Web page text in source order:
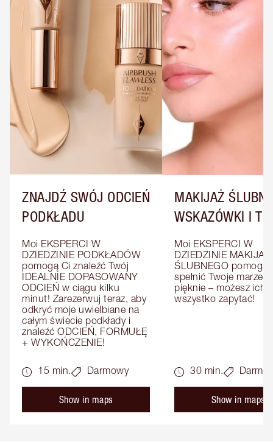
ZNAJDŹ SWÓJ ODCIEŃ
PODKŁADU
Moi EKSPERCI W
DZIEDZINIE PODKŁADÓW
pomogą Ci znaleźć Twój
IDEALNIE DOPASOWANY
ODCIEŃ w ciągu kilku
minut! Zarezerwuj teraz, aby
odkryć moje uwielbiane na
całym świecie podkłady i
znaleźć ODCIEŃ, FORMUŁĘ
+ WYKOŃCZENIE!
15 min. Darmowy
Show in maps
MAKIJAŻ
WSKAZÓWKI I
Moi EKSPERCI W
DZIEDZINIE
ŚLUBNEGO pomogą
spełnić Twoje
pięknie – możesz ich
wszystko zapytać!
30 min.
Show in maps